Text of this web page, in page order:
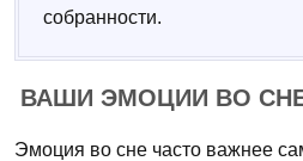
собранности.
ВАШИ ЭМОЦИИ ВО
Эмоция во сне часто важнее